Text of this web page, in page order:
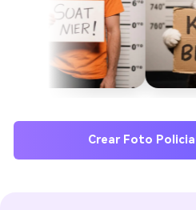
Crear Foto